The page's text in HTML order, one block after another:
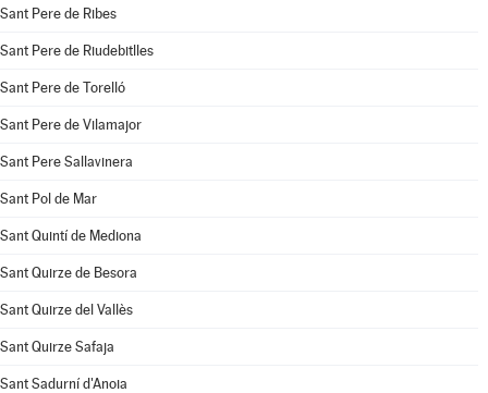
Sant Pere de Ribes
Sant Pere de Riudebitlles
Sant Pere de Torelló
Sant Pere de Vilamajor
Sant Pere Sallavinera
Sant Pol de Mar
Sant Quintí de Mediona
Sant Quirze de Besora
Sant Quirze del Vallès
Sant Quirze Safaja
Sant Sadurní d'Anoia